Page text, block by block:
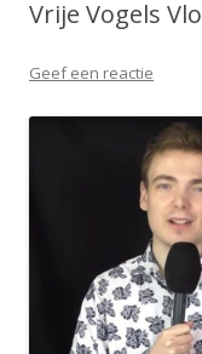
Vrije Vogels
Geef een reactie